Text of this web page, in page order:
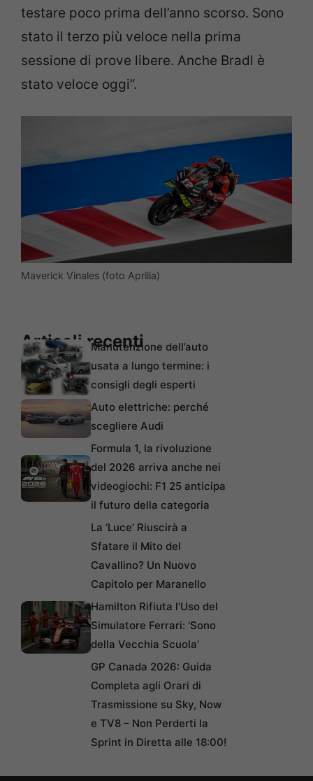
testare poco prima dell’anno scorso. Sono
stato il terzo più veloce nella prima
sessione di prove libere. Anche Bradl è
stato veloce oggi”.
Maverick Vinales (foto Aprilia)
Articoli recentiManutenzione dell’auto
usata a lungo termine: i
consigli degli esperti
Auto elettriche: perché
scegliere Audi
Formula 1, la rivoluzione
del 2026 arriva anche nei
videogiochi: F1 25 anticipa
il futuro della categoria
La ‘Luce’ Riuscirà a
Sfatare il Mito del
Cavallino? Un Nuovo
Capitolo per Maranello
Hamilton Rifiuta l’Uso del
Simulatore Ferrari: ‘Sono
della Vecchia Scuola’
GP Canada 2026: Guida
Completa agli Orari di
Trasmissione su Sky, Now
e TV8 – Non Perderti la
Sprint in Diretta alle 18:00!